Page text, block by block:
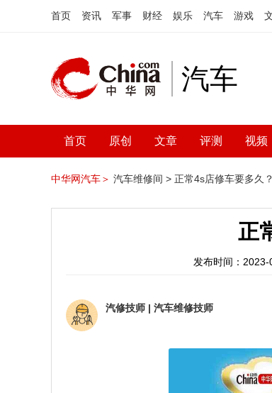
首页 资讯 军事 财经 娱乐 汽车 游戏
汽车
首页 原创 文章 评测 视频
中华网汽车＞ 汽车维修间 > 正常4s店修车要多久？
正
发布时间：
汽修技师 | 汽车维修技师